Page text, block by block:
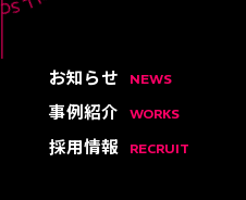
お知らせ NEWS
事例紹介 WORKS
採用情報 RECRUIT